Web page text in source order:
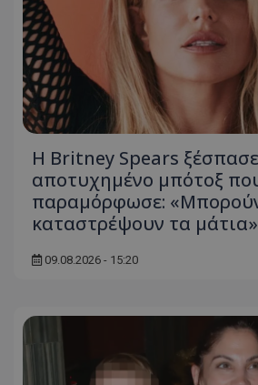
Η Britney Spears
αποτυχημένο μπότοξ
παραμόρφωσε:
καταστρέψουν τα μάτια»
09.08.2026 - 15:20